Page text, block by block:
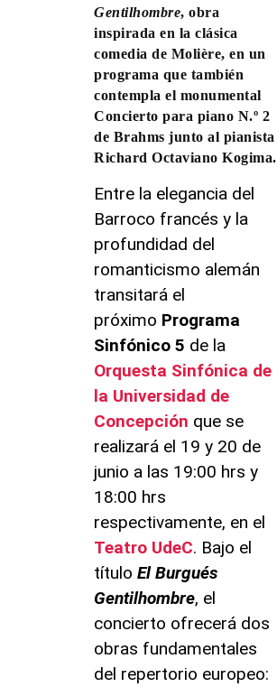
Gentilhombre, obra
inspirada en la clásica
comedia de Molière, en un
programa que también
contempla el monumental
Concierto para piano N.º 2
de Brahms junto al pianista
Richard Octaviano Kogima.
Entre la elegancia del
Barroco francés y la
profundidad del
romanticismo alemán
transitará el
próximo Programa
Sinfónico 5 de la
Orquesta Sinfónica de
la Universidad de
Concepción que se
realizará el 19 y 20 de
junio a las 19:00 hrs y
18:00 hrs
respectivamente, en el
Teatro UdeC. Bajo el
título El Burgués
Gentilhombre, el
concierto ofrecerá dos
obras fundamentales
del repertorio europeo: